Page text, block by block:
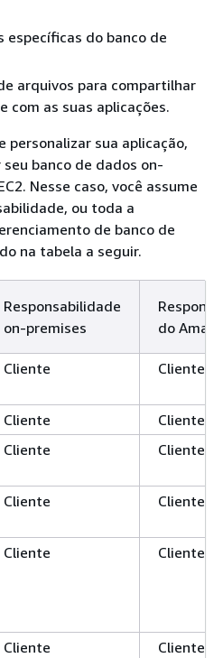
específicas do banco de
arquivos para compartilhar
com as suas aplicações.
personalizar sua aplicação,
banco de dados on-
Nesse caso, você assume
ou toda a
de banco de
na tabela a seguir.
Responsabilidade
on-premises
do
Cliente Cliente
Cliente
Cliente
Cliente Cliente
Cliente Cliente
Cliente Cliente
Cliente Cliente